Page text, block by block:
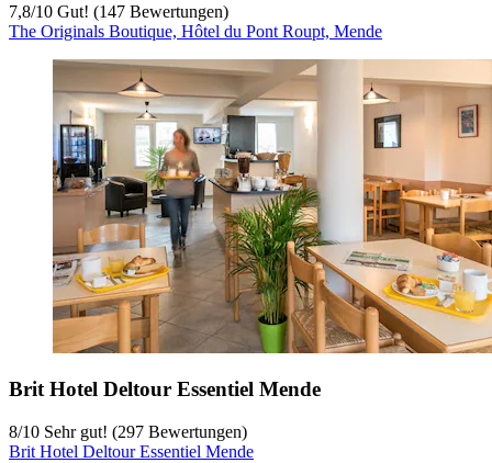
7,8/10 Gut! (147 Bewertungen)
The Originals Boutique, Hôtel du Pont Roupt, Mende
Brit Hotel Deltour Essentiel Mende
8/10 Sehr gut! (297 Bewertungen)
Brit Hotel Deltour Essentiel Mende